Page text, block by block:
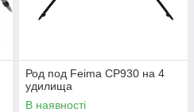
Род под Feima СР930 на 4
удилища
В наявності